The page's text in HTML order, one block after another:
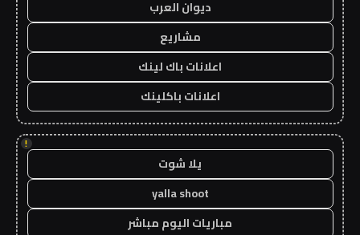
ديوان العرب
مشاريع
اعلانات باك لينك
اعلانات باكلينك
!
يلا شوت
yalla shoot
مباريات اليوم مباشر